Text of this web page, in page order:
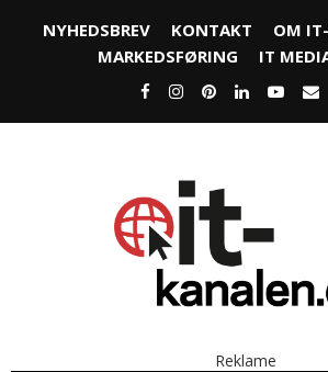
NYHEDSBREV KONTAKT
OM
MARKEDSFØRING
IT
Reklame